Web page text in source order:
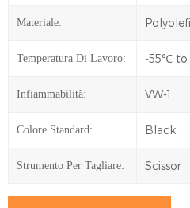
Materiale:
Temperatura Di Lavoro: -55℃ to
Infiammabilità: VW-1
Colore Standard: Black
Strumento Per Tagliare: Scissor